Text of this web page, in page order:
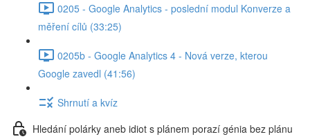
0205 - Google Analytics - poslední modul Konverze a
měření cílů (33:25)
0205b - Google Analytics 4 - Nová verze, kterou
Google zavedl (41:56)
Shrnutí a kvíz
Hledání polárky aneb idiot s plánem porazí génia bez plánu